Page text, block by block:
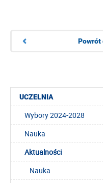
Powrót
UCZELNIA
Wybory 2024-2028
Nauka
Aktualności
Nauka